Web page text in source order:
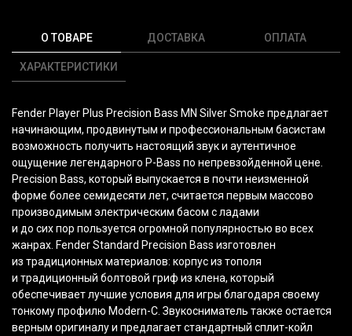
О ТОВАРЕ
ХАРАКТЕРИСТИКИ
ДОСТАВКА ОПЛАТА
Fender Player Plus Precision Bass MN Silver Smoke предлагает
начинающим, продвинутым и профессиональным басистам
возможность получить настоящий звук и аутентичное
ощущение легендарного P-Bass по непревзойденной цене.
Precision Bass, который выпускается в почти неизменной
форме более семидесяти лет, считается первым массово
производимым электрическим басом с ладами
и до сих пор пользуется огромной популярностью во всех
жанрах. Fender Standard Precision Bass изготовлен
из традиционных материалов: корпус из тополя
и традиционный болтовой гриф из клена, который
обеспечивает лучшие условия для игры благодаря своему
тонкому профилю Modern-C. Звукосниматель также остается
верным оригиналу и предлагает стандартный сплит-койл